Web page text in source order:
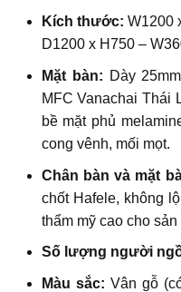
Kích thước: W1200
D1200 x H750 –
Mặt bàn: Dày
MFC Vanachai Thái
bề mặt phủ
cong vênh, mối mọt.
Chân bàn và mặt
chốt Hafele, không
thẩm mỹ cao cho sản
Số lượng người
Màu sắc: Vân gỗ